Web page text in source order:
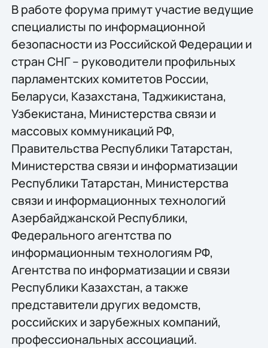
В работе форума примут участие ведущие
специалисты по информационной
безопасности из Российской Федерации и
стран СНГ – руководители профильных
парламентских комитетов России,
Беларуси, Казахстана, Таджикистана,
Узбекистана, Министерства связи и
массовых коммуникаций РФ,
Правительства Республики Татарстан,
Министерства связи и информатизации
Республики Татарстан, Министерства
связи и информационных технологий
Азербайджанской Республики,
Федерального агентства по
информационным технологиям РФ,
Агентства по информатизации и связи
Республики Казахстан, а также
представители других ведомств,
российских и зарубежных компаний,
профессиональных ассоциаций.